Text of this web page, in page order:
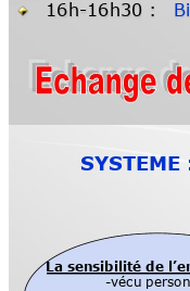
16h-16h30 :
La sensibilité de
-vécu
SYSTEME